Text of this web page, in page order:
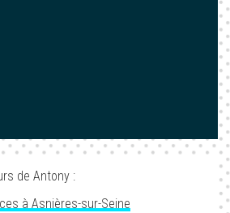
de Antony :
à Asnières-sur-Seine